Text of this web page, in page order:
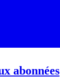
abonnées